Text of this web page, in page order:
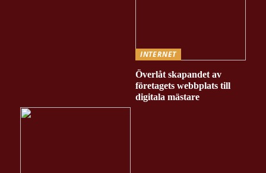
INTERNET
Överlåt skapandet av
företagets webbplats till
digitala mästare